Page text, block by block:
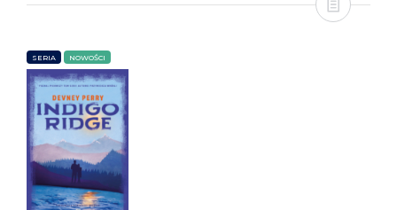
SERIA NOWOŚCI